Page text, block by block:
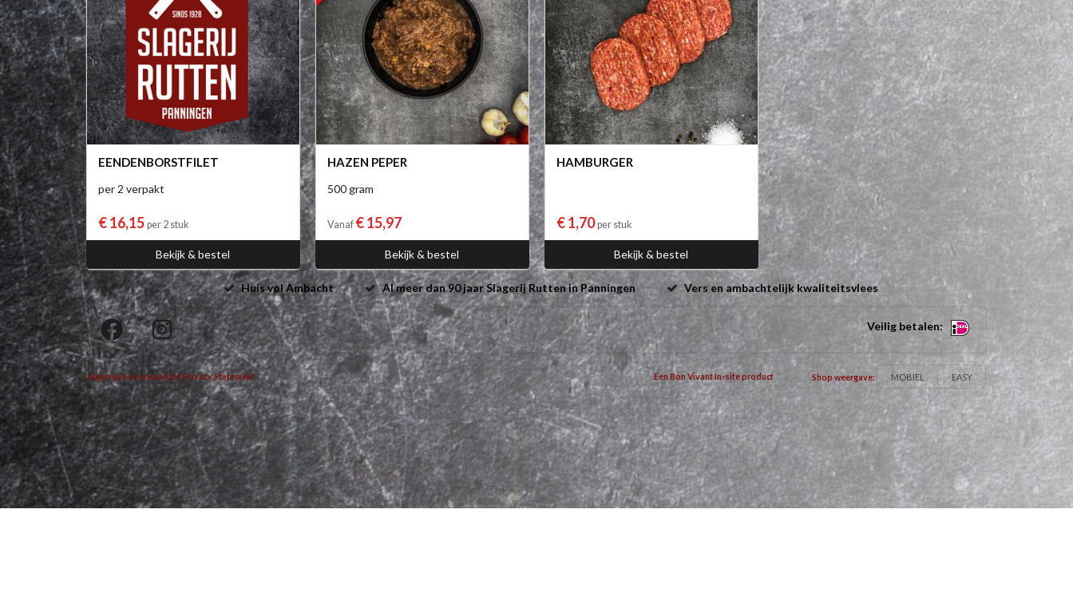
EENDENBORSTFILET
per 2 verpakt
€ 16,15 per 2 stuk
Bekijk & bestel
HAZEN PEPER
500 gram
Vanaf € 15,97
Bekijk & bestel
HAMBURGER
€ 1,70per stuk
Bekijk & bestel
Huis vol Ambacht Al meer dan 90 jaar Slagerij Rutten in Panningen Vers en ambachtelijk kwaliteitsvlees
Veilig betalen:
Algemene voorwaarden Privacy Statement Een Bon Vivant In-site product Shop weergave: MOBIEL EASY